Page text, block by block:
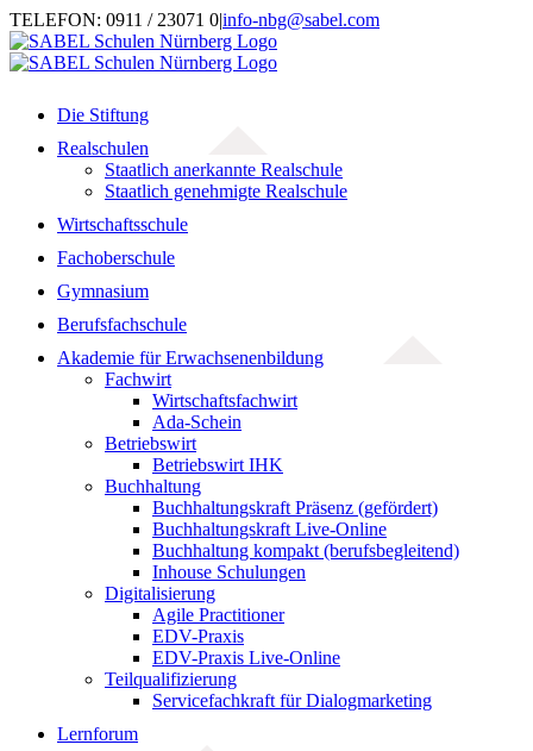
Zum
Inhalt
springen
TELEFON: 0911 / 23071 0|info-nbg@sabel.com
Die Stiftung
Realschulen
Staatlich anerkannte Realschule
Staatlich genehmigte Realschule
Wirtschaftsschule
Fachoberschule
Gymnasium
Berufsfachschule
Akademie für Erwachsenenbildung
Fachwirt
Wirtschaftsfachwirt
Ada-Schein
Betriebswirt
Betriebswirt IHK
Buchhaltung
Buchhaltungskraft Präsenz (gefördert)
Buchhaltungskraft Live-Online
Buchhaltung kompakt (berufsbegleitend)
Inhouse Schulungen
Digitalisierung
Agile Practitioner
EDV-Praxis
EDV-Praxis Live-Online
Teilqualifizierung
Servicefachkraft für Dialogmarketing
Lernforum